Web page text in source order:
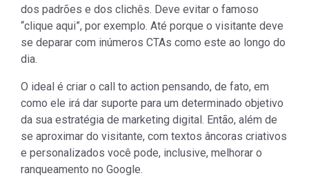
dos padrões e dos clichês. Deve evitar o famoso
“clique aqui”, por exemplo. Até porque o visitante deve
se deparar com inúmeros CTAs como este ao longo do
dia.
O ideal é criar o call to action pensando, de fato, em
como ele irá dar suporte para um determinado objetivo
da sua estratégia de marketing digital. Então, além de
se aproximar do visitante, com textos âncoras criativos
e personalizados você pode, inclusive, melhorar o
ranqueamento no Google.